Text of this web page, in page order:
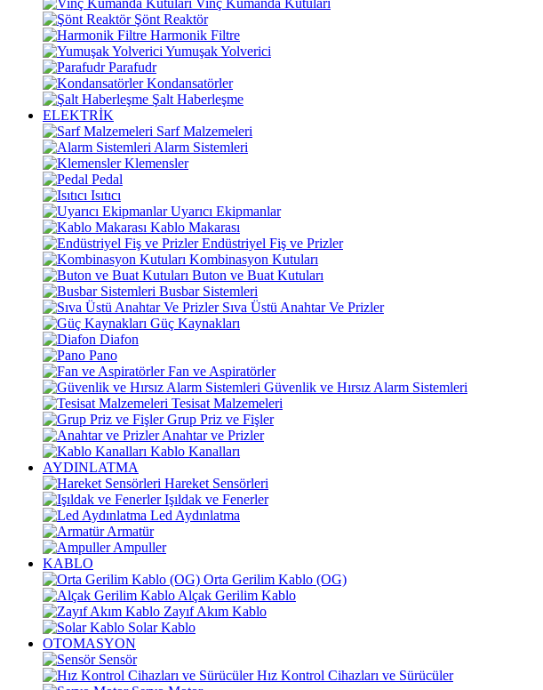
Vinç Kumanda Kutuları
Şönt Reaktör
Harmonik Filtre
Yumuşak Yolverici
Parafudr
Kondansatörler
Şalt Haberleşme
ELEKTRİK
Sarf Malzemeleri
Alarm Sistemleri
Klemensler
Pedal
Isıtıcı
Uyarıcı Ekipmanlar
Kablo Makarası
Endüstriyel Fiş ve Prizler
Kombinasyon Kutuları
Buton ve Buat Kutuları
Busbar Sistemleri
Sıva Üstü Anahtar Ve Prizler
Güç Kaynakları
Diafon
Pano
Fan ve Aspiratörler
Güvenlik ve Hırsız Alarm Sistemleri
Tesisat Malzemeleri
Grup Priz ve Fişler
Anahtar ve Prizler
Kablo Kanalları
AYDINLATMA
Hareket Sensörleri
Işıldak ve Fenerler
Led Aydınlatma
Armatür
Ampuller
KABLO
Orta Gerilim Kablo (OG)
Alçak Gerilim Kablo
Zayıf Akım Kablo
Solar Kablo
OTOMASYON
Sensör
Hız Kontrol Cihazları ve Sürücüler